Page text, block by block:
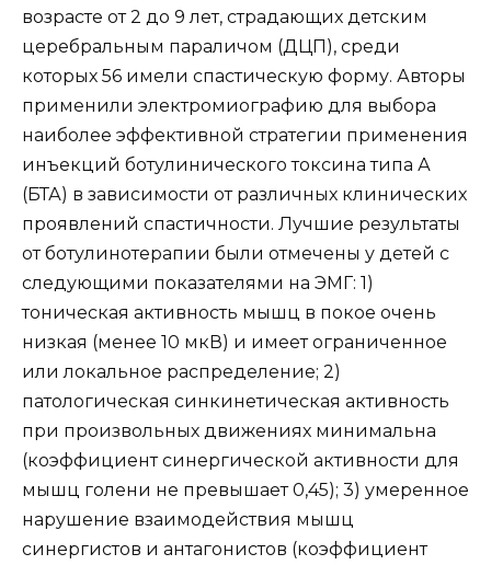
возрасте от 2 до 9 лет, страдающих детским
церебральным параличом (ДЦП), среди
которых 56 имели спастическую форму. Авторы
применили электромиографию для выбора
наиболее эффективной стратегии применения
инъекций ботулинического токсина типа А
(БТА) в зависимости от различных клинических
проявлений спастичности. Лучшие результаты
от ботулинотерапии были отмечены у детей с
следующими показателями на ЭМГ: 1)
тоническая активность мышц в покое очень
низкая (менее 10 мкВ) и имеет ограниченное
или локальное распределение; 2)
патологическая синкинетическая активность
при произвольных движениях минимальна
(коэффициент синергической активности для
мышц голени не превышает 0,45); 3) умеренное
нарушение взаимодействия мышц
синергистов и антагонистов (коэффициент